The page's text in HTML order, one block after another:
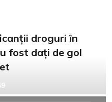
droguri în
fost dați de gol